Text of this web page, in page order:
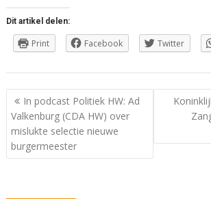
Dit artikel delen:
Print Facebook Twitter
Berichtnavigatie
In podcast Politiek HW: Ad
Valkenburg (CDA HW) over
mislukte selectie nieuwe
burgermeester